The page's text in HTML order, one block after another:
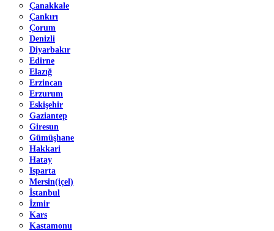
Çanakkale
Çankırı
Çorum
Denizli
Diyarbakır
Edirne
Elazığ
Erzincan
Erzurum
Eskişehir
Gaziantep
Giresun
Gümüşhane
Hakkari
Hatay
Isparta
Mersin(içel)
İstanbul
İzmir
Kars
Kastamonu